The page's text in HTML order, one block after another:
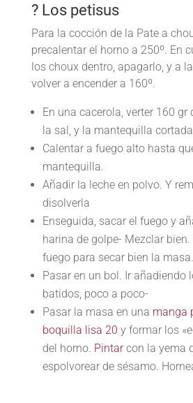
? Los petisus
Para la cocción de la Pate a
precalentar el horno a 250º. En
los choux dentro, apagarlo, y a
volver a encender a 160º.
En una cacerola, verter 160 gr
la sal, y la mantequilla
Calentar a fuego alto hasta
mantequilla.
Añadir la leche en polvo. Y
disolverla
Enseguida, sacar el fuego y
harina de golpe- Mezclar
fuego para secar bien la masa.
Pasar en un bol. Ir añadiendo
batidos, poco a poco-
Pasar la masa en una manga
boquilla lisa 20 y formar los
del horno. Pintarcon la yema
espolvorear de sésamo.